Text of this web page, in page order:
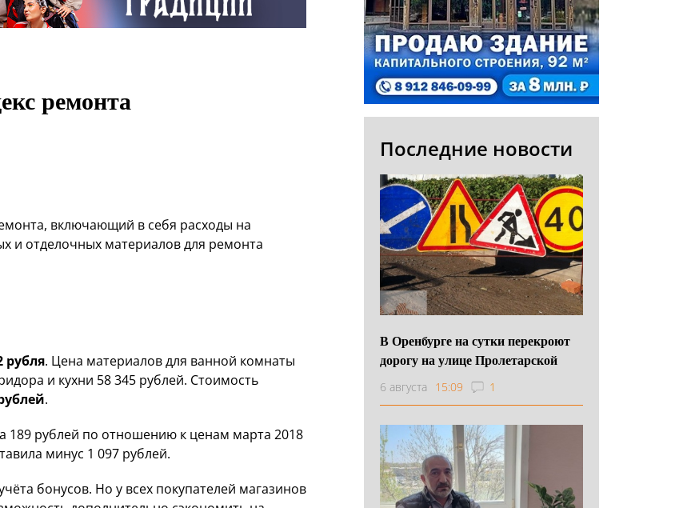
ремонта
включающий в себя расходы на
и отделочных материалов для ремонта
рубля. Цена материалов для ванной комнаты
и кухни 58 345 рублей. Стоимость
.
189 рублей по отношению к ценам марта 2018
минус 1 097 рублей.
бонусов. Но у всех покупателей магазинов
Последние новости
В Оренбурге на сутки перекроют
дорогу на улице Пролетарской
6 августа 15:09 1